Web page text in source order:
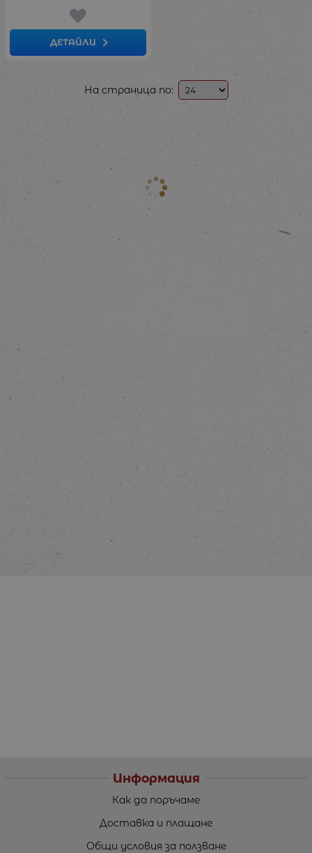
ДЕТАЙЛИ
На страница по:
Информация
Как да поръчаме
Доставка и плащане
Общи условия за ползване